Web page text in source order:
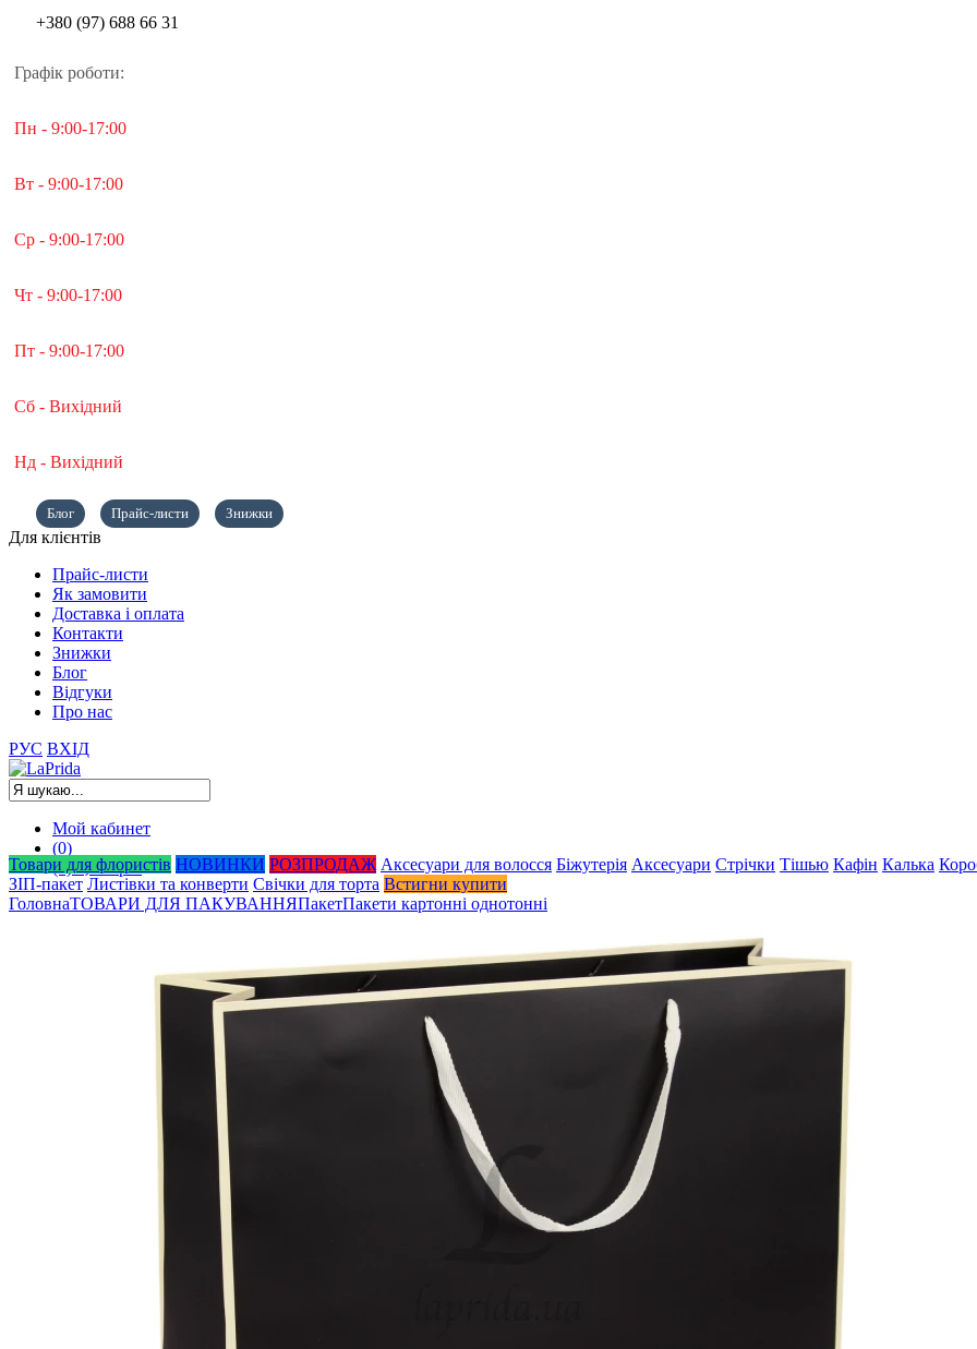
+380 (97) 688 66 31
Графік роботи:
Пн - 9:00-17:00
Вт - 9:00-17:00
Ср - 9:00-17:00
Чт - 9:00-17:00
Пт - 9:00-17:00
Сб - Вихідний
Нд - Вихідний
Блог Прайс-листи Знижки
Для клієнтів
Прайс-листи
Як замовити
Доставка і оплата
Контакти
Знижки
Блог
Відгуки
Про нас
РУС ВХІД
Мой кабинет
(0)
(0) 0,00грн.
Товари для флористів НОВИНКИ РОЗПРОДАЖ Аксесуари для волосся Біжутерія Аксесуари Стрiчки Тішью Кафін Калька
ЗІП-пакет Листівки та конверти Свічки для торта Встигни купити
ГоловнаТОВАРИ ДЛЯ ПАКУВАННЯПакетПакети картонні однотонні